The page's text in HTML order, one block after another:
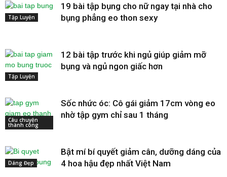
Tập Luyện
19 bài tập bụng cho nữ ngay tại nhà cho
bụng phẳng eo thon sexy
Tập Luyện
12 bài tập trước khi ngủ giúp giảm mỡ
bụng và ngủ ngon giấc hơn
Câu chuyện
thành công
Sốc nhức óc: Cô gái giảm 17cm vòng eo
nhờ tập gym chỉ sau 1 tháng
Dáng Đẹp
Bật mí bí quyết giảm cân, dưỡng dáng của
4 hoa hậu đẹp nhất Việt Nam